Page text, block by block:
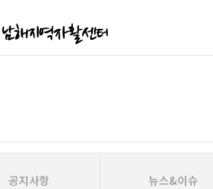
공지사항 뉴스&이슈